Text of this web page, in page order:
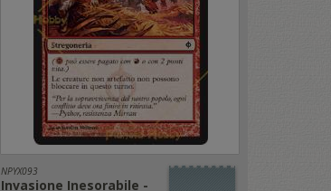
NPYX093
Invasione Inesorabile -